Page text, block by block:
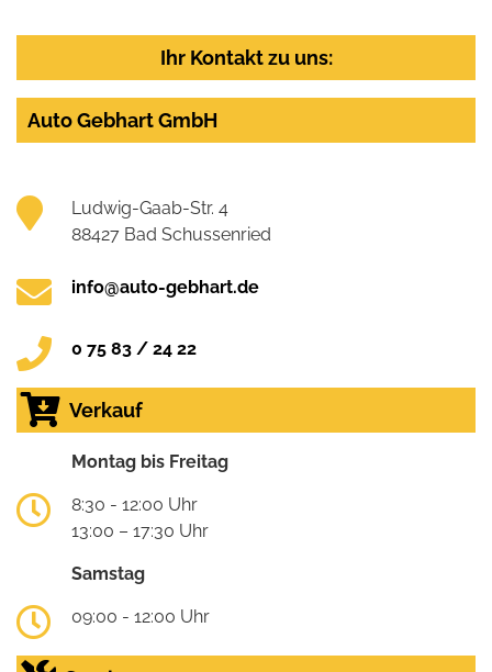
Ihr Kontakt zu uns:
Auto Gebhart GmbH
Ludwig-Gaab-Str. 4
88427 Bad Schussenried
info@auto-gebhart.de
0 75 83 / 24 22
Verkauf
Montag bis Freitag
8:30 - 12:00 Uhr
13:00 – 17:30 Uhr
Samstag
09:00 - 12:00 Uhr